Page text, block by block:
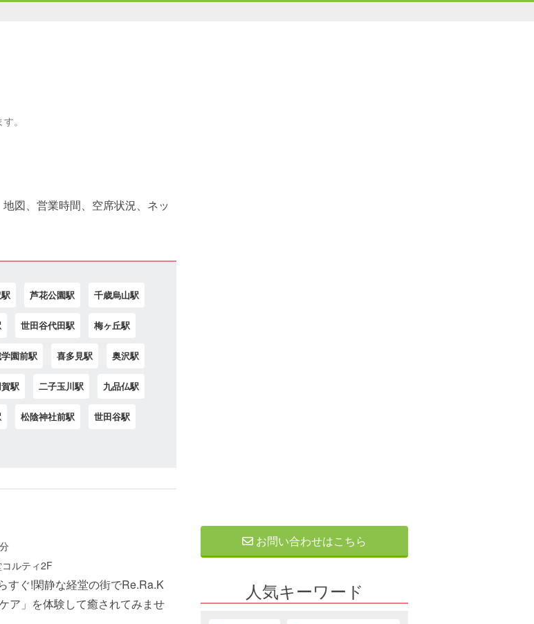
。
図、営業時間、空席状況、ネッ
芦花公園駅 千歳烏山駅
世田谷代田駅 梅ヶ丘駅
園前駅 喜多見駅 奥沢駅
駅 二子玉川駅 九品仏駅
松陰神社前駅 世田谷駅
ルティ2F
すぐ!閑静な経堂の街でRe.Ra.K
ア」を体験して癒されてみませ
お問い合わせはこちら
人気キーワード